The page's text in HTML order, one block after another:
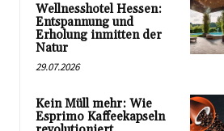
Wellnesshotel Hessen:
Entspannung und
Erholung inmitten der
Natur
29.07.2026
Kein Müll mehr: Wie
Esprimo Kaffeekapseln